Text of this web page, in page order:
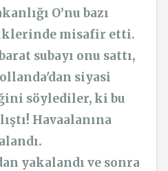
O’nu bazı
misafir etti.
subayı onu sattı,
siyasi
söylediler, ki bu
Havaalanına
yakalandı ve sonra